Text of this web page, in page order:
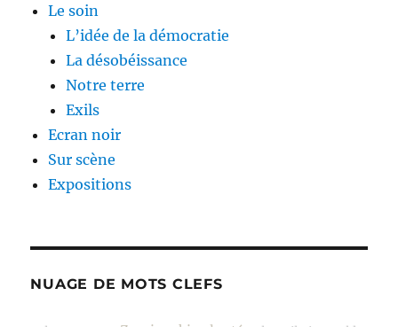
Le soin
L’idée de la démocratie
La désobéissance
Notre terre
Exils
Ecran noir
Sur scène
Expositions
NUAGE DE MOTS CLEFS